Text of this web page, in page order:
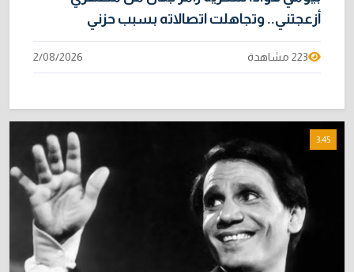
أزعجتني.. وتجاهلت اتصالاته بسبب حزني
223 مشاهدة 2/08/2026
3:45